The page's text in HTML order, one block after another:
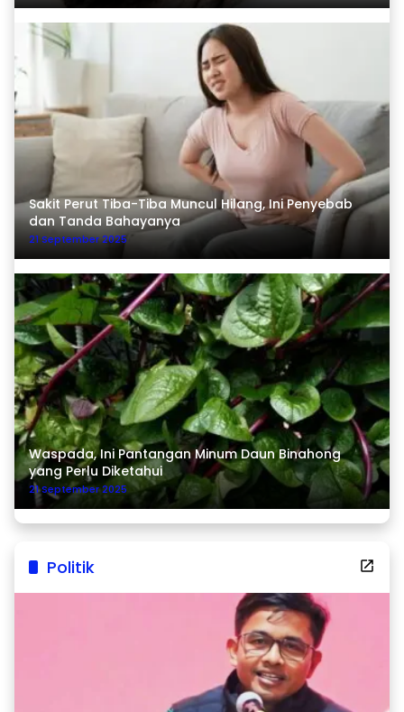
Sakit Perut Tiba-Tiba Muncul Hilang, Ini Penyebab
dan Tanda Bahayanya
21 September 2025
Waspada, Ini Pantangan Minum Daun Binahong
yang Perlu Diketahui
21 September 2025
Politik